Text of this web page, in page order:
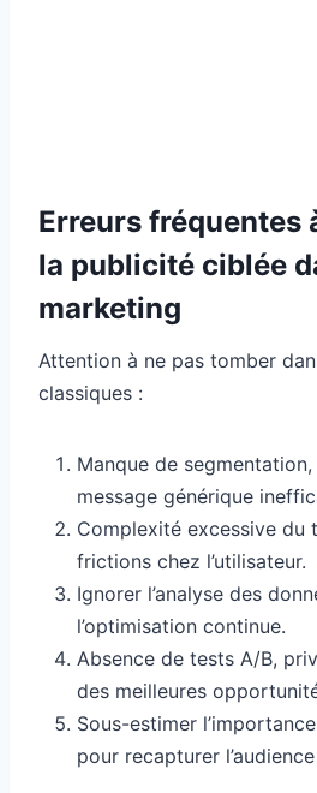
Erreurs fréquentes
la publicité ciblée
marketing
Attention à ne pas tomber
classiques :
Manque de
message générique
Complexité excessive du
frictions chez l’utilisateur.
Ignorer l’analyse des
l’optimisation continue.
Absence de tests A/B,
des meilleures
Sous-estimer
pour recapturer